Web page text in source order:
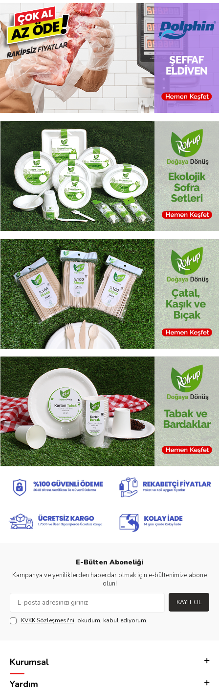
E-Bülten Aboneliği
Kampanya ve yeniliklerden haberdar olmak için e-bültenimize abone
olun!
KAYIT OL
KVKK Sözleşmesi'ni, okudum, kabul ediyorum.
Kurumsal
Yardım